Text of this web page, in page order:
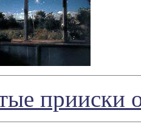
прииски